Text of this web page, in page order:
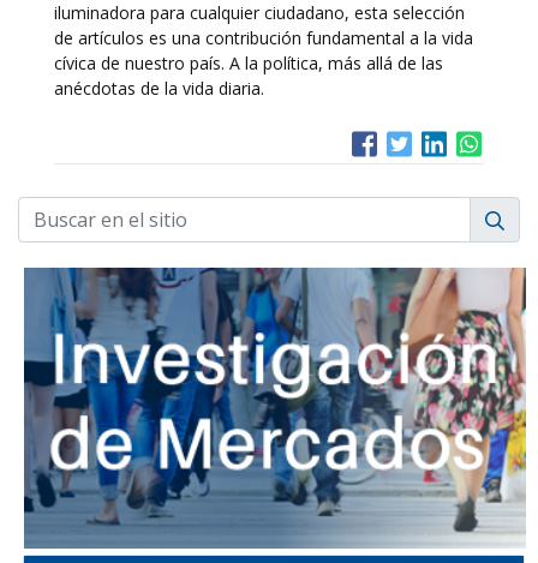
iluminadora para cualquier ciudadano, esta selección
de artículos es una contribución fundamental a la vida
cívica de nuestro país. A la política, más allá de las
anécdotas de la vida diaria.